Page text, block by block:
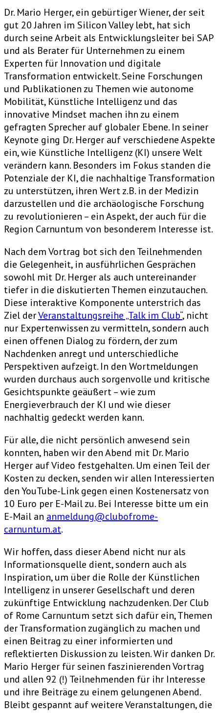
Dr. Mario Herger, ein gebürtiger Wiener, der seit
gut 20 Jahren im Silicon Valley lebt, hat sich
durch seine Arbeit als Entwicklungsleiter bei SAP
und als Berater für Unternehmen zu einem
Experten für Innovation und digitale
Transformation entwickelt. Seine Forschungen
und Publikationen zu Themen wie autonome
Mobilität, Künstliche Intelligenz und das
innovative Mindset machen ihn zu einem
gefragten Sprecher auf globaler Ebene. In seiner
Keynote ging Dr. Herger auf verschiedene Aspekte
ein, wie Künstliche Intelligenz (KI) unsere Welt
verändern kann. Besonders im Fokus standen die
Potenziale der KI, die nachhaltige Transformation
zu unterstützen, ihren Wert z.B. in der Medizin
darzustellen und die archäologische Forschung
zu revolutionieren – ein Aspekt, der auch für die
Region Carnuntum von besonderem Interesse ist.
Nach dem Vortrag bot sich den Teilnehmenden
die Gelegenheit, in ausführlichen Gesprächen
sowohl mit Dr. Herger als auch untereinander
tiefer in die diskutierten Themen einzutauchen.
Diese interaktive Komponente unterstrich das
Ziel derVeranstaltungsreihe „Talk im Club“, nicht
nur Expertenwissen zu vermitteln, sondern auch
einen offenen Dialog zu fördern, der zum
Nachdenken anregt und unterschiedliche
Perspektiven aufzeigt. In den Wortmeldungen
wurden durchaus auch sorgenvolle und kritische
Gesichtspunkte geäußert – wie zum
Energieverbrauch der KI und wie dieser
nachhaltig gedeckt werden kann.
Für alle, die nicht persönlich anwesend sein
konnten, haben wir den Abend mit Dr. Mario
Herger auf Video festgehalten. Um einen Teil der
Kosten zu decken, senden wir allen Interessierten
den YouTube-Link gegen einen Kostenersatz von
10 Euro per E-Mail zu. Bei Interesse bitte um ein
E-Mail an anmeldung@clubofrome-
carnuntum.at.
Wir hoffen, dass dieser Abend nicht nur als
Informationsquelle dient, sondern auch als
Inspiration, um über die Rolle der Künstlichen
Intelligenz in unserer Gesellschaft und deren
zukünftige Entwicklung nachzudenken. Der Club
of Rome Carnuntum setzt sich dafür ein, Themen
der Transformation zugänglich zu machen und
einen Beitrag zu einer informierten und
reflektierten Diskussion zu leisten. Wir danken Dr.
Mario Herger für seinen faszinierenden Vortrag
und allen 92 (!) Teilnehmenden für ihr Interesse
und ihre Beiträge zu einem gelungenen Abend.
Bleibt gespannt auf weitere Veranstaltungen, die